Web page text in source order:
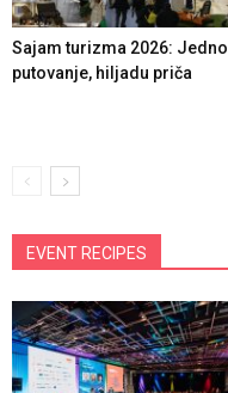
Sajam turizma 2026: Jedno
putovanje, hiljadu priča
EVENT RECIPES